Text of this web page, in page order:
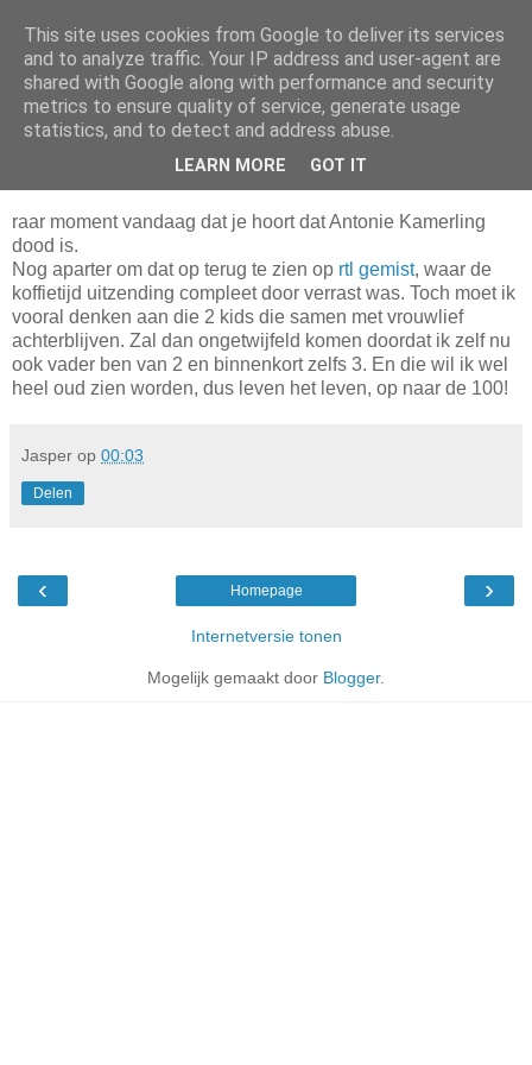
Da_Blog
You don't put a bumpersticker on a Bentley
vrijdag, oktober 08, 2010
raar moment vandaag dat je hoort dat Antonie Kamerling
dood is.
Nog aparter om dat op terug te zien op rtl gemist, waar de
koffietijd uitzending compleet door verrast was. Toch moet ik
vooral denken aan die 2 kids die samen met vrouwlief
achterblijven. Zal dan ongetwijfeld komen doordat ik zelf nu
ook vader ben van 2 en binnenkort zelfs 3. En die wil ik wel
heel oud zien worden, dus leven het leven, op naar de 100!
Jasper op 00:03
Delen
‹ ›
Homepage
Internetversie tonen
Mogelijk gemaakt door Blogger.
This site uses cookies from Google to deliver its services
and to analyze traffic. Your IP address and user-agent are
shared with Google along with performance and security
metrics to ensure quality of service, generate usage
statistics, and to detect and address abuse.
LEARN MORE GOT IT